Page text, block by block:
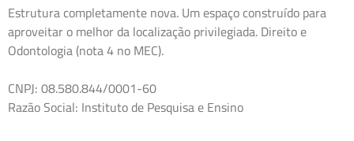
Estrutura completamente nova. Um espaço construído para
aproveitar o melhor da localização privilegiada. Direito e
Odontologia (nota 4 no MEC).
CNPJ: 08.580.844/0001-60
Razão Social: Instituto de Pesquisa e Ensino